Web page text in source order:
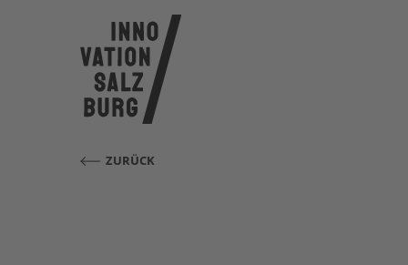
ZURÜCK